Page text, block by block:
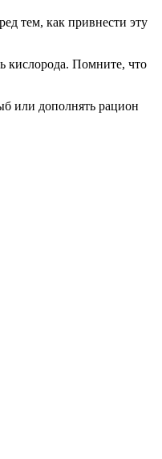
тем, как привнести эту
кислорода. Помните, что
или дополнять рацион